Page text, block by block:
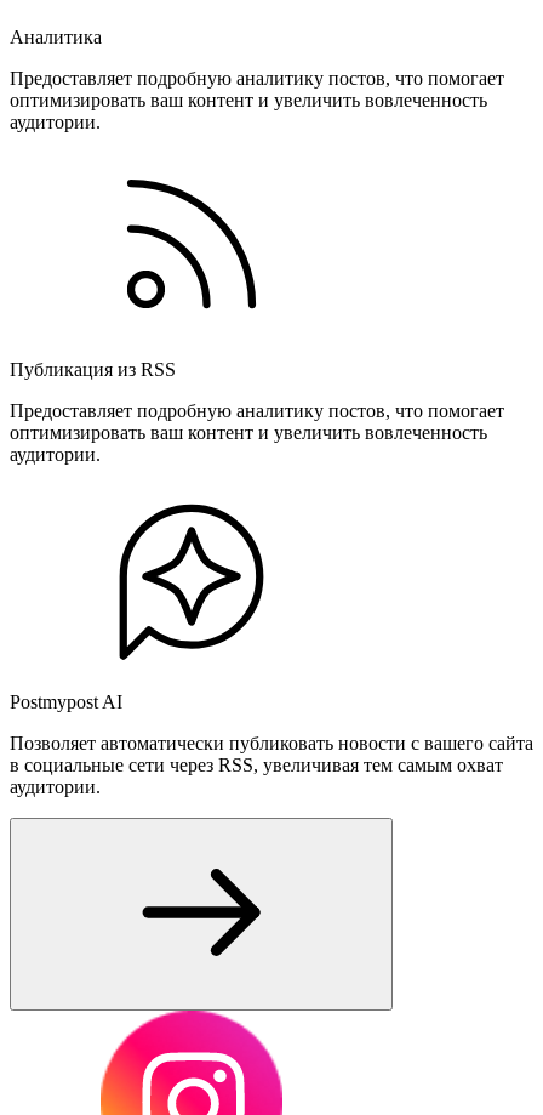
Аналитика
Предоставляет подробную аналитику постов, что помогает
оптимизировать ваш контент и увеличить вовлеченность
аудитории.
Публикация из RSS
Предоставляет подробную аналитику постов, что помогает
оптимизировать ваш контент и увеличить вовлеченность
аудитории.
Postmypost AI
Позволяет автоматически публиковать новости с вашего сайта
в социальные сети через RSS, увеличивая тем самым охват
аудитории.